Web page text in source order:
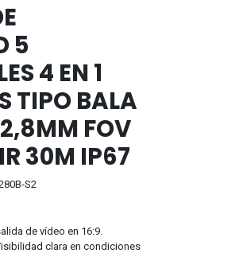
5
4 EN 1
TIPO BALA
FOV
30M IP67
S2
de vídeo en 16:9.
clara en condiciones